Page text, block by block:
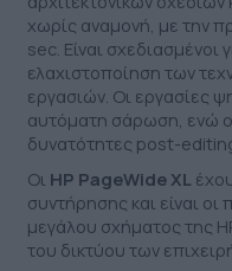
ΕΡΓΑΛΕΊΑ - ΑΞΕΣΟΥΆΡ
ΒΟΗΘΗΤΙΚΌΣ
ΚΑΤΑ ΠΑΡΑΓΓΕΛΊΑ
ΜΕΤΑΧΕΙΡΙΣΜΈΝΑ
ΕΤΙΚΈΤΑ - ΕΎΚΑΜΠΤΗ
ΤΕΧΝΙΚΆ ΣΧΈΔΙΑ
χωρίς αναμονή, με την
sec. Είναι σχεδιασμένοι
ελαχιστοποίηση των
εργασιών. Οι εργασίες
αυτόματη σάρωση, ενώ
δυνατότητες post-
Οι HP PageWide XL
συντήρησης και είναι
μεγάλου σχήματος της
του δικτύου των